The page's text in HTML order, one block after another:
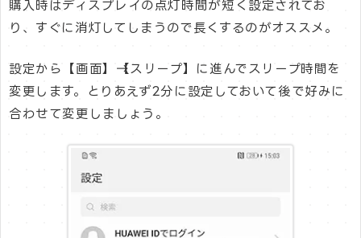
購入時はディスプレイの点灯時間が短く設定されてお
り、すぐに消灯してしまうので長くするのがオススメ。
設定から【画面】→【スリープ】に進んでスリープ時間を
変更します。とりあえず2分に設定しておいて後で好みに
合わせて変更しましょう。